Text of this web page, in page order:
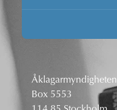
Åklagarmyndigheten
Box 5553